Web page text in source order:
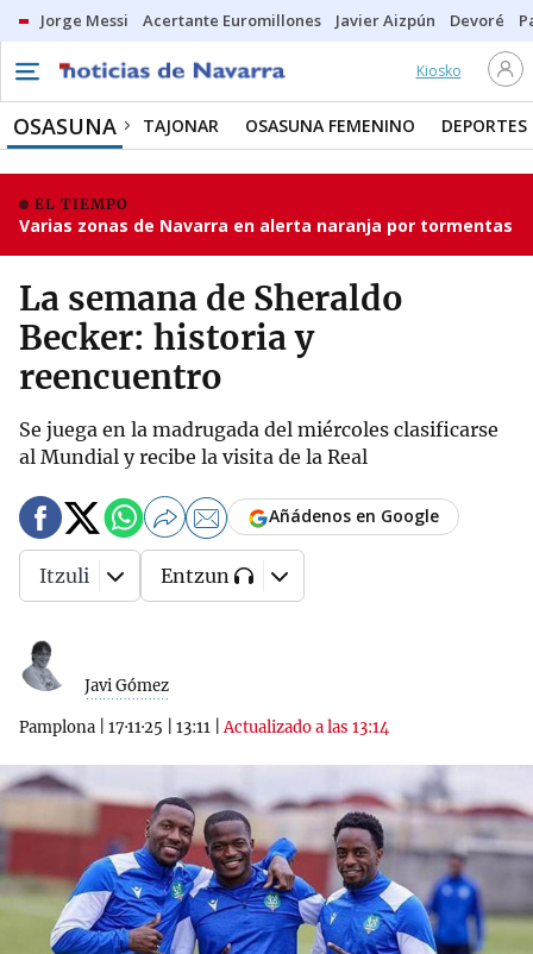
Jorge Messi Acertante Euromillones Javier Aizpún Devoré
Kiosko
OSASUNA TAJONAR OSASUNA FEMENINO DEPORTES
EL TIEMPO
Varias zonas de Navarra en alerta naranja por tormentas
La semana de Sheraldo
Becker: historia y
reencuentro
Se juega en la madrugada del miércoles clasificarse
al Mundial y recibe la visita de la Real
Javi Gómez
Pamplona 17·11·25 13:11 |Actualizado a las 13:14
Añádenos en Google
Itzuli Entzun